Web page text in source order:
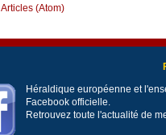
Articles (Atom)
Héraldique européenne et
Facebook officielle.
Retrouvez toute l'actualité de